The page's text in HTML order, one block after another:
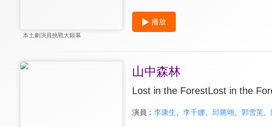
本土劇演員挑戰大銀幕
播放
山中森林
Lost in the ForestLost in the
演員： 李康生 李千娜、 邱勝翊 郭雪芙、